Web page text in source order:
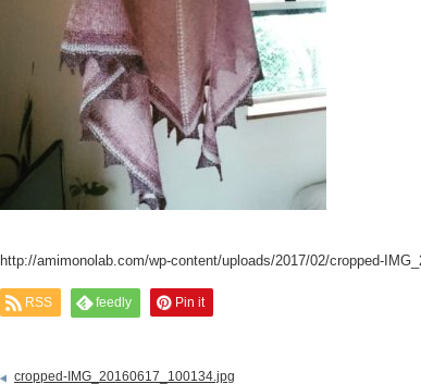
http://amimonolab.com/wp-content/uploads/2017/02/cropped-
RSS feedly Pin it
cropped-IMG_20160617_100134.jpg